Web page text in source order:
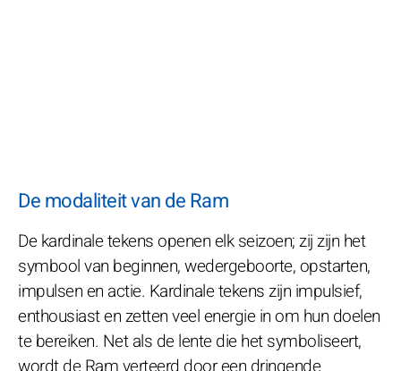
De modaliteit van de Ram
De kardinale tekens openen elk seizoen; zij zijn het
symbool van beginnen, wedergeboorte, opstarten,
impulsen en actie. Kardinale tekens zijn impulsief,
enthousiast en zetten veel energie in om hun doelen
te bereiken. Net als de lente die het symboliseert,